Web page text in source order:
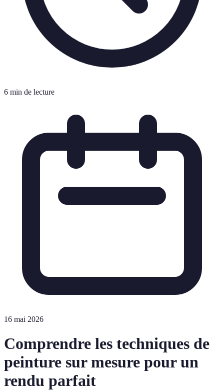
6 min de lecture
16 mai 2026
Comprendre les techniques de
peinture sur mesure pour un
rendu parfait